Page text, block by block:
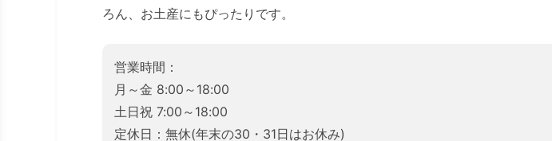
ろん、お土産にもぴったりです。
営業時間：
月～金 8:00～18:00
土日祝 7:00～18:00
定休日：無休(年末の30・31日はお休み)